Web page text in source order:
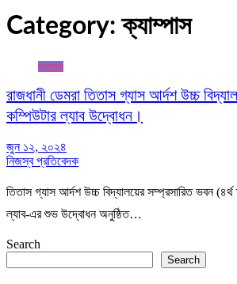
Category:ক্যাম্পাস
ক্যাম্পাস
রাজধানী ডেমরা তিতাস গ্যাস আর্দশ উচ্চ
কম্পিউটার ল্যাব উদ্বোধন।
জুন ১২, ২০২৪
নিজস্ব প্রতিবেদক
তিতাস গ্যাস আর্দশ উচ্চ বিদ্যালয়ের সম্প্রসারিত ভবন (৪র্থ
ল্যাব-এর শুভ উদ্বোধন অনুষ্ঠিত…
Search
Search